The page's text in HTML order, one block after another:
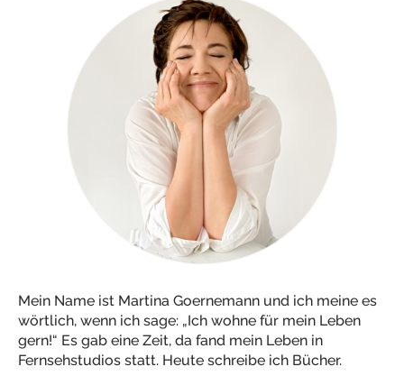
Mein Name ist Martina Goernemann und ich meine es
wörtlich, wenn ich sage: „Ich wohne für mein Leben
gern!“ Es gab eine Zeit, da fand mein Leben in
Fernsehstudios statt. Heute schreibe ich Bücher.